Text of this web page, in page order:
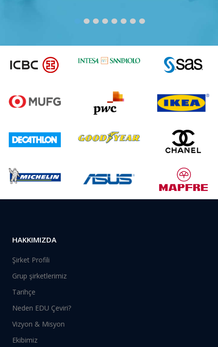
HAKKIMIZDA
Şirket Profili
Grup şirketlerimiz
Tarihçe
Neden EDU Çeviri?
Vizyon & Misyon
Ekibimiz